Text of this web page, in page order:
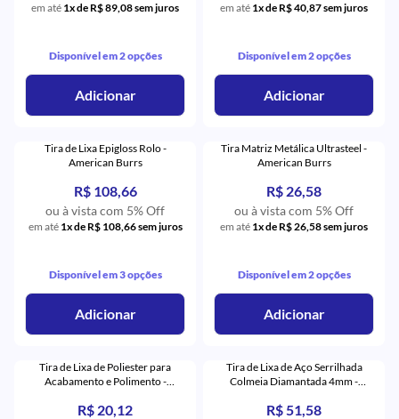
em até 1x de R$ 89,08 sem juros
Disponível em 2 opções
Adicionar
em até 1x de R$ 40,87 sem juros
Disponível em 2 opções
Adicionar
Tira de Lixa Epigloss Rolo -
American Burrs
R$ 108,66
ou à vista com 5% Off
em até 1x de R$ 108,66 sem juros
Disponível em 3 opções
Adicionar
Tira Matriz Metálica Ultrasteel -
American Burrs
R$ 26,58
ou à vista com 5% Off
em até 1x de R$ 26,58 sem juros
Disponível em 2 opções
Adicionar
Tira de Lixa de Poliester para
Acabamento e Polimento -
R$ 20,12
Tira de Lixa de Aço Serrilhada
Colmeia Diamantada 4mm -
R$ 51,58